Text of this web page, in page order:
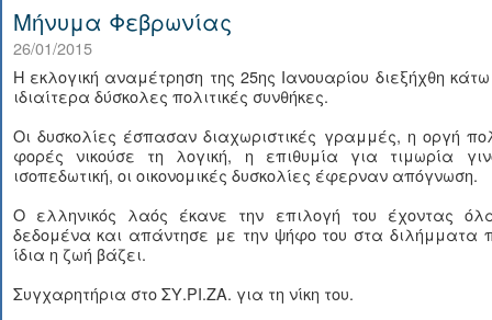
Μήνυμα Φεβρωνίας
26/01/2015
Η εκλογική αναμέτρηση της 25ης Ιανουαρίου διεξήχθη
ιδιαίτερα δύσκολες πολιτικές συνθήκες.
Οι δυσκολίες έσπασαν διαχωριστικές γραμμές, η οργή
φορές νικούσε τη λογική, η επιθυμία για τιμωρία
ισοπεδωτική, οι οικονομικές δυσκολίες έφερναν απόγνωση.
Ο ελληνικός λαός έκανε την επιλογή του έχοντας
δεδομένα και απάντησε με την ψήφο του στα διλήμματα
ίδια η ζωή βάζει.
Συγχαρητήρια στο ΣΥ.ΡΙ.ΖΑ. για τη νίκη του.